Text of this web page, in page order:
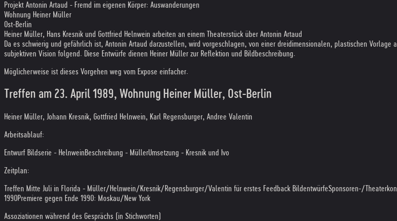
Projekt Antonin Artaud - Fremd im eigenen Körper: Auswanderungen
Wohnung Heiner Müller
Ost-Berlin
Heiner Müller, Hans Kresnik und Gottfried Helnwein arbeiten an einem Theaterstück über Antonin Artaud
Da es schwierig und gefährlich ist, Antonin Artaud darzustellen, wird vorgeschlagen, von einer dreidimensionalen, plastischen
subjektiven Vision folgend. Diese Entwürfe dienen Heiner Müller zur Reflektion und Bildbeschreibung.
Möglicherweise ist dieses Vorgehen weg vom Expose einfacher.
Treffen am 23. April 1989, Wohnung Heiner Müller, Ost-Berlin
Heiner Müller, Johann Kresnik, Gottfried Helnwein, Karl Regensburger, Andree Valentin
Arbeitsablauf:
Entwurf Bildserie - HelnweinBeschreibung - MüllerUmsetzung - Kresnik und Ivo
Zeitplan:
Treffen Mitte Juli in Florida - Müller/Helnwein/Kresnik/Regensburger/Valentin für erstes Feedback BildentwürfeSponsoren-/
1990Premiere gegen Ende 1990: Moskau/New York
Assoziationen während des Gesprächs (in Stichworten)